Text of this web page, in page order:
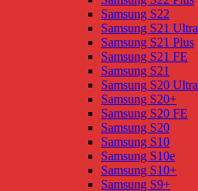
Samsung S22
Samsung S21 Ultra
Samsung S21 Plus
Samsung S21 FE
Samsung S21
Samsung S20 Ultra
Samsung S20+
Samsung S20 FE
Samsung S20
Samsung S10
Samsung S10e
Samsung S10+
Samsung S9+